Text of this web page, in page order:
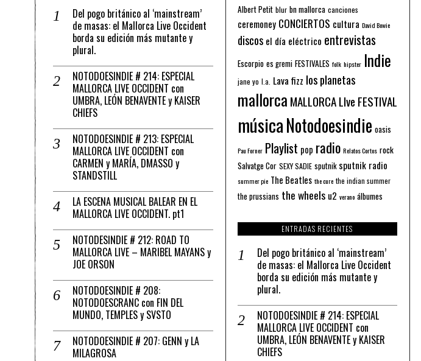
Del pogo británico al ‘mainstream’
de masas: el Mallorca Live Occident
borda su edición más mutante y
plural.
NOTODOESINDIE # 214: ESPECIAL
MALLORCA LIVE OCCIDENT con
UMBRA, LEÓN BENAVENTE y KAISER
CHIEFS
NOTODOESINDIE # 213: ESPECIAL
MALLORCA LIVE OCCIDENT con
CARMEN y MARÍA, DMASSO y
STANDSTILL
LA ESCENA MUSICAL BALEAR EN EL
MALLORCA LIVE OCCIDENT. pt1
NOTODESINDIE # 212: ROAD TO
MALLORCA LIVE – MARIBEL MAYANS y
JOE ORSON
NOTODOESINDIE # 208:
NOTODOESCRANC con FIN DEL
MUNDO, TEMPLES y SVSTO
NOTODOESINDIE # 207: GENN y LA
MILAGROSA
Albert Petit blur bn mallorca canciones
ceremoney CONCIERTOS cultura David Bowie
discos el día eléctrico entrevistas
Escorpio es gremi FESTIVALES folk hipster Indie
jane yo l.a. Lava fizz los planetas
mallorca MALLORCA LIve FESTIVAL
músicaNotodoesindie oasis
Pau Forner Playlist pop radio Relatos Cortos rock
Salvatge Cor SEXY SADIE sputnik sputnik radio
summer pie The Beatles the cure the indian summer
the prussians the wheels u2 verano álbumes
ENTRADAS RECIENTES
Del pogo británico al ‘mainstream’
de masas: el Mallorca Live Occident
borda su edición más mutante y
plural.
NOTODOESINDIE # 214: ESPECIAL
MALLORCA LIVE OCCIDENT con
UMBRA, LEÓN BENAVENTE y KAISER
CHIEFS